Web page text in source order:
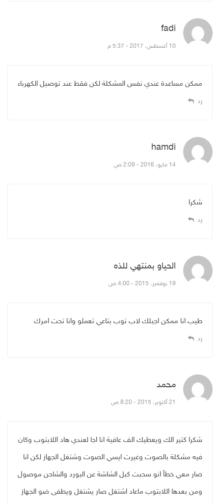
fadi
10 أغسطس، 2017 - 5:37 م
ممكن مساعدة عندي نفس المشكلة لكن فقط عند توصيل الكهرباء
رد
hamdi
14 مايو، 2016 - 2:09 ص
شكرا
رد
الحياو بمنتهي للذه
19 نوفمبر، 2015 - 4:00 ص
طيب انا ممكن اجبلك لاب توب بتاعي تعملو وانا تحت امرك
رد
محمد
21 أكتوبر، 2015 - 8:20 ص
شكرا كتير الك ويعطيك الف عافية انا اجا لعندي هاد اللابتوب وكان
فيه مشكلة بالصوت وغيرت ايسي الصوت وشتغل الجهاز لكن انا
صار معي خطأ انو سحبت كبل الشاشة عن البورد والشاحن موصول
ومن بعدها اللابتوب ماعاد اشتغل صار يشتغل ويطفى ضو الجهاز